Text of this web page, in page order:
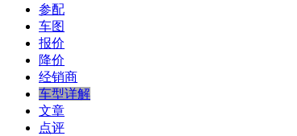
参配
车图
报价
降价
经销商
车型详解
文章
点评